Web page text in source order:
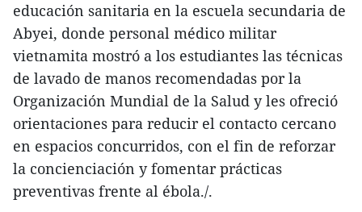
educación sanitaria en la escuela secundaria de
Abyei, donde personal médico militar
vietnamita mostró a los estudiantes las técnicas
de lavado de manos recomendadas por la
Organización Mundial de la Salud y les ofreció
orientaciones para reducir el contacto cercano
en espacios concurridos, con el fin de reforzar
la concienciación y fomentar prácticas
preventivas frente al ébola./.